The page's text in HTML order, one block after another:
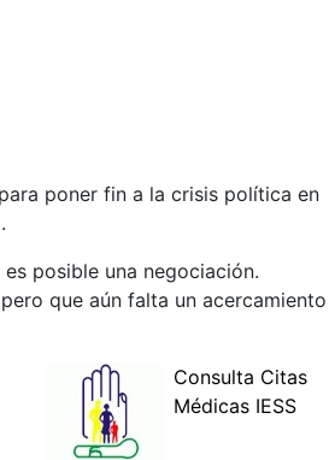
poner fin a la crisis política en
posible una negociación.
que aún falta un acercamiento